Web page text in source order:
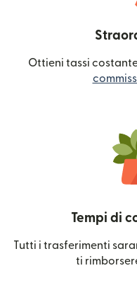
Ottieni tassi
Tempi di
Tutti i trasferimenti
ti